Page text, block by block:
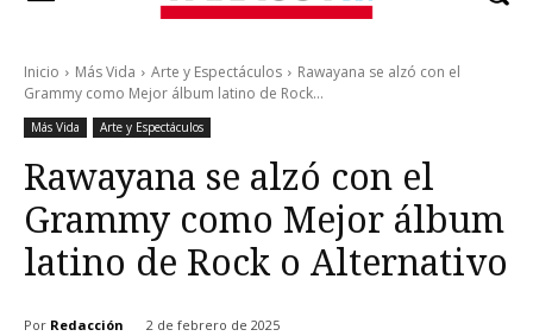
Inicio Más Vida Arte y Espectáculos
Rawayana se alzó con el
Grammy como Mejor álbum latino de Rock...
Más Vida Arte y Espectáculos
Rawayana se alzó con el
Grammy como Mejor álbum
latino de Rock o Alternativo
Por Redacción 2 de febrero de 2025